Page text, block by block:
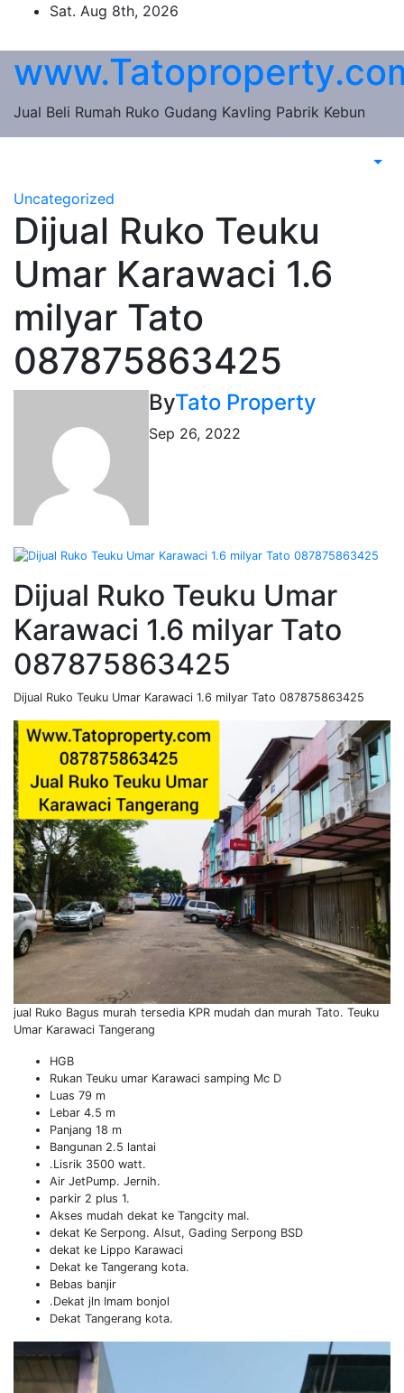
content
Sat. Aug 8th, 2026
Jual Beli Rumah Ruko Gudang Kavling Pabrik Kebun
Uncategorized
Dijual Ruko Teuku
Umar Karawaci 1.6
milyar Tato
087875863425
ByTato Property
Sep 26, 2022
Dijual Ruko Teuku Umar
Karawaci 1.6 milyar Tato
087875863425
Dijual Ruko Teuku Umar Karawaci 1.6 milyar Tato 087875863425
jual Ruko Bagus murah tersedia KPR mudah dan murah Tato. Teuku
Umar Karawaci Tangerang
HGB
Rukan Teuku umar Karawaci samping Mc D
Luas 79 m
Lebar 4.5 m
Panjang 18 m
Bangunan 2.5 lantai
.Lisrik 3500 watt.
Air JetPump. Jernih.
parkir 2 plus 1.
Akses mudah dekat ke Tangcity mal.
dekat Ke Serpong. Alsut, Gading Serpong BSD
dekat ke Lippo Karawaci
Dekat ke Tangerang kota.
Bebas banjir
.Dekat jln Imam bonjol
Dekat Tangerang kota.